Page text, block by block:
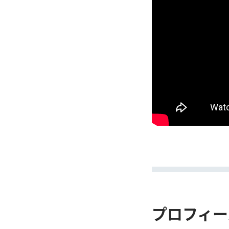
プロフィ